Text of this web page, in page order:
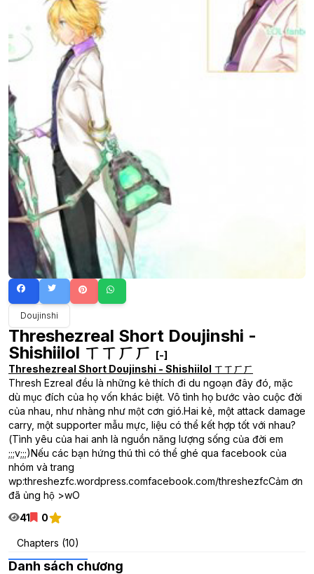
Doujinshi
Threshezreal Short Doujinshi -
Shishiilol ㄒㄒㄏㄏ [-]
Threshezreal Short Doujinshi - Shishiilol ㄒㄒㄏㄏ
Thresh Ezreal đều là những kẻ thích đi du ngoạn đây đó, mặc
dù mục đích của họ vốn khác biệt. Vô tình họ bước vào cuộc đời
của nhau, như nhàng như một cơn gió.Hai kẻ, một attack damage
carry, một supporter mẫu mực, liệu có thể kết hợp tốt với nhau?
(Tình yêu của hai anh là nguồn năng lượng sống của đời em
;;;v;;;)Nếu các bạn hứng thú thì có thể ghé qua facebook của
nhóm và trang
wp:threshezfc.wordpress.comfacebook.com/threshezfcCảm ơn
đã ủng hộ >wO
41
0
Chapters (10)
Danh sách chương